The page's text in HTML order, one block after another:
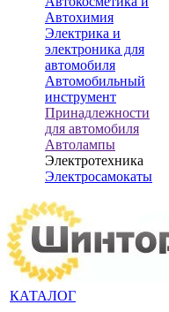
Автохимия
Электрика и
электроника для
автомобиля
Автомобильный
инструмент
Принадлежности
для автомобиля
Автолампы
Электротехника
Электросамокаты
КАТАЛОГ